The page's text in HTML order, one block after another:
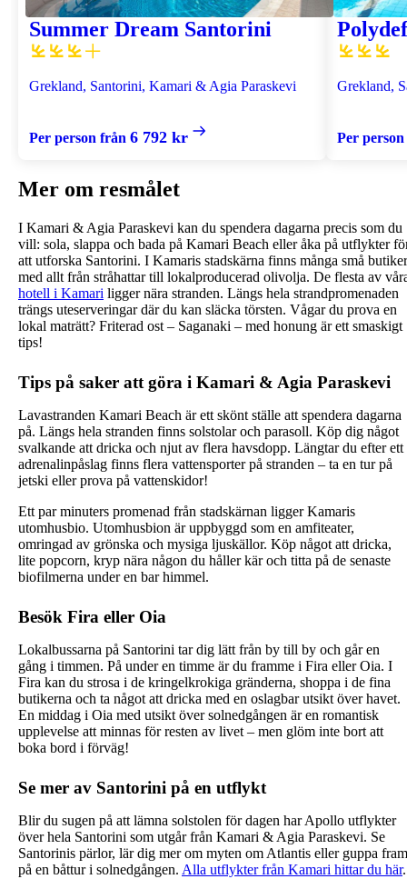
Summer Dream Santorini
Grekland, Santorini, Kamari & Agia Paraskevi
Per person från 6 792 kr
Grekland,
Per
Mer om resmålet
I Kamari & Agia Paraskevi kan du spendera dagarna precis som du
vill: sola, slappa och bada på Kamari Beach eller åka på utflykter
att utforska Santorini. I Kamaris stadskärna finns många små butiker
med allt från stråhattar till lokalproducerad olivolja. De flesta av
hotell i Kamari ligger nära stranden. Längs hela strandpromenaden
trängs uteserveringar där du kan släcka törsten. Vågar du prova en
lokal maträtt? Friterad ost – Saganaki – med honung är ett smaskigt
tips!
Tips på saker att göra i Kamari & Agia Paraskevi
Lavastranden Kamari Beach är ett skönt ställe att spendera dagarna
på. Längs hela stranden finns solstolar och parasoll. Köp dig något
svalkande att dricka och njut av flera havsdopp. Längtar du efter ett
adrenalinpåslag finns flera vattensporter på stranden – ta en tur på
jetski eller prova på vattenskidor!
Ett par minuters promenad från stadskärnan ligger Kamaris
utomhusbio. Utomhusbion är uppbyggd som en amfiteater,
omringad av grönska och mysiga ljuskällor. Köp något att dricka,
lite popcorn, kryp nära någon du håller kär och titta på de senaste
biofilmerna under en bar himmel.
Besök Fira eller Oia
Lokalbussarna på Santorini tar dig lätt från by till by och går en
gång i timmen. På under en timme är du framme i Fira eller Oia. I
Fira kan du strosa i de kringelkrokiga gränderna, shoppa i de fina
butikerna och ta något att dricka med en oslagbar utsikt över havet.
En middag i Oia med utsikt över solnedgången är en romantisk
upplevelse att minnas för resten av livet – men glöm inte bort att
boka bord i förväg!
Se mer av Santorini på en utflykt
Blir du sugen på att lämna solstolen för dagen har Apollo utflykter
över hela Santorini som utgår från Kamari & Agia Paraskevi. Se
Santorinis pärlor, lär dig mer om myten om Atlantis eller guppa fram
på en båttur i solnedgången. Alla utflykter från Kamari hittar du här.